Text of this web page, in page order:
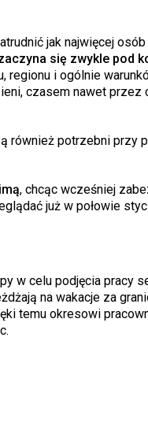
jak najwięcej
się zwykle pod
i ogólnie
czasem nawet przez
potrzebni przy
, chcąc wcześniej
już w połowie
w celu podjęcia pracy
na wakacje za
temu okresowi